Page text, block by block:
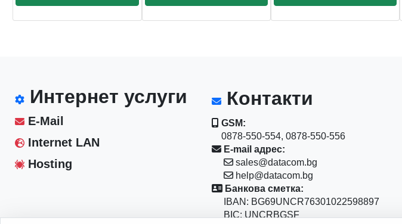
Интернет услуги
E-Mail
Internet LAN
Hosting
Контакти
GSM:
0878-550-554, 0878-550-556
E-mail адрес:
sales@datacom.bg
help@datacom.bg
Банкова сметка:
IBAN: BG69UNCR76301022598897
BIC: UNCRBGSF